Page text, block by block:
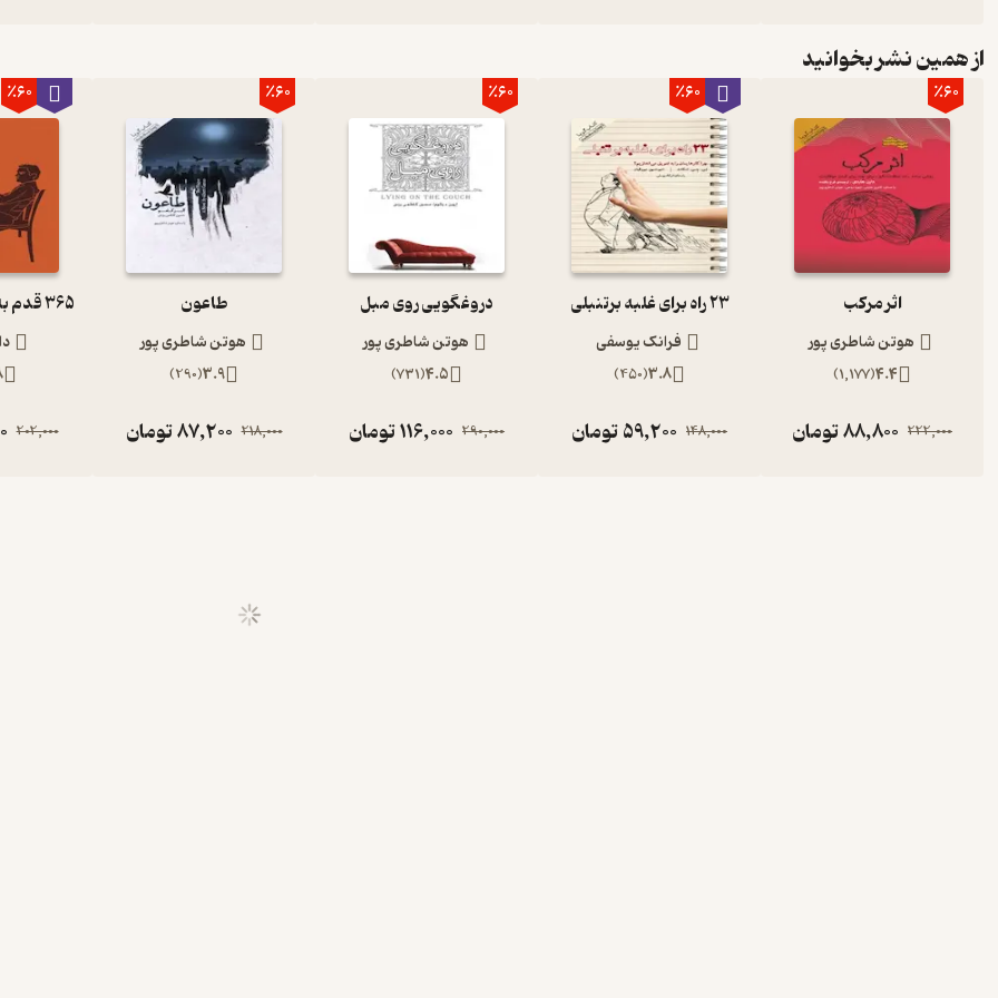
از همین نشر بخوانید
٪60
اثر مرکب
هوتن شاطری پور
4.4
(
1,177
)
222,000
88,800تومان
٪60
23 راه برای غلبه برتنبلی
فرانک یوسفی
3.8
(
450
)
148,000
59,200تومان
٪60
دروغگویی روی مبل
هوتن شاطری پور
4.5
(
731
)
290,000
116,000تومان
٪60
طاعون
هوتن شاطری پور
3.9
(
290
)
218,000
87,200تومان
٪60
202,000